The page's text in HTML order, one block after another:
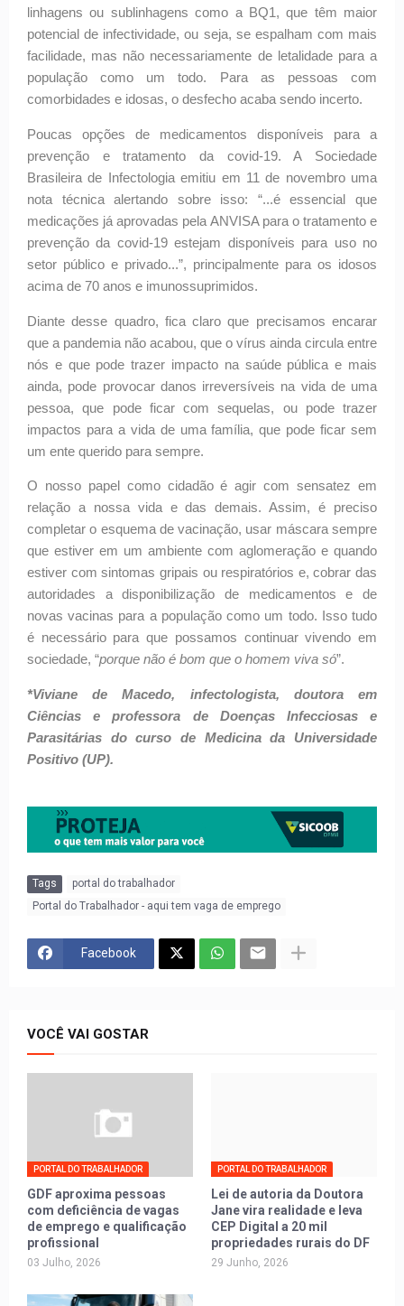
linhagens ou sublinhagens como a BQ1, que têm maior
potencial de infectividade, ou seja, se espalham com mais
facilidade, mas não necessariamente de letalidade para a
população como um todo. Para as pessoas com
comorbidades e idosas, o desfecho acaba sendo incerto.
Poucas opções de medicamentos disponíveis para a
prevenção e tratamento da covid-19. A Sociedade
Brasileira de Infectologia emitiu em 11 de novembro uma
nota técnica alertando sobre isso: “...é essencial que
medicações já aprovadas pela ANVISA para o tratamento e
prevenção da covid-19 estejam disponíveis para uso no
setor público e privado...”, principalmente para os idosos
acima de 70 anos e imunossuprimidos.
Diante desse quadro, fica claro que precisamos encarar
que a pandemia não acabou, que o vírus ainda circula entre
nós e que pode trazer impacto na saúde pública e mais
ainda, pode provocar danos irreversíveis na vida de uma
pessoa, que pode ficar com sequelas, ou pode trazer
impactos para a vida de uma família, que pode ficar sem
um ente querido para sempre.
O nosso papel como cidadão é agir com sensatez em
relação a nossa vida e das demais. Assim, é preciso
completar o esquema de vacinação, usar máscara sempre
que estiver em um ambiente com aglomeração e quando
estiver com sintomas gripais ou respiratórios e, cobrar das
autoridades a disponibilização de medicamentos e de
novas vacinas para a população como um todo. Isso tudo
é necessário para que possamos continuar vivendo em
sociedade, “porque não é bom que o homem viva só”.
*Viviane de Macedo, infectologista, doutora em
Ciências e professora de Doenças Infecciosas e
Parasitárias do curso de Medicina da Universidade
Positivo (UP).
Tags
portal do trabalhador
Portal do Trabalhador - aqui tem vaga de emprego
Facebook
VOCÊ VAI GOSTAR
PORTAL DO TRABALHADOR
GDF aproxima pessoas
com deficiência de vagas
de emprego e qualificação
profissional
03 Julho, 2026
PORTAL DO TRABALHADOR
Lei de autoria da Doutora
Jane vira realidade e leva
CEP Digital a 20 mil
propriedades rurais do DF
29 Junho, 2026